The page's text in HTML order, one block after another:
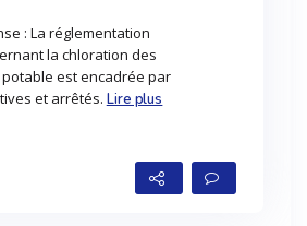
: La réglementation
la chloration des
est encadrée par
et arrêtés. Lire plus